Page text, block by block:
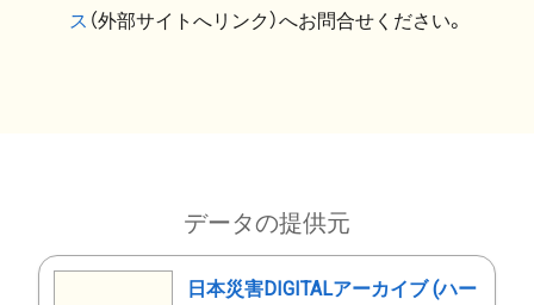
ス （外部サイトへリンク）へお問合せください。
データの提供元
日本災害DIGITALアーカイブ (ハー